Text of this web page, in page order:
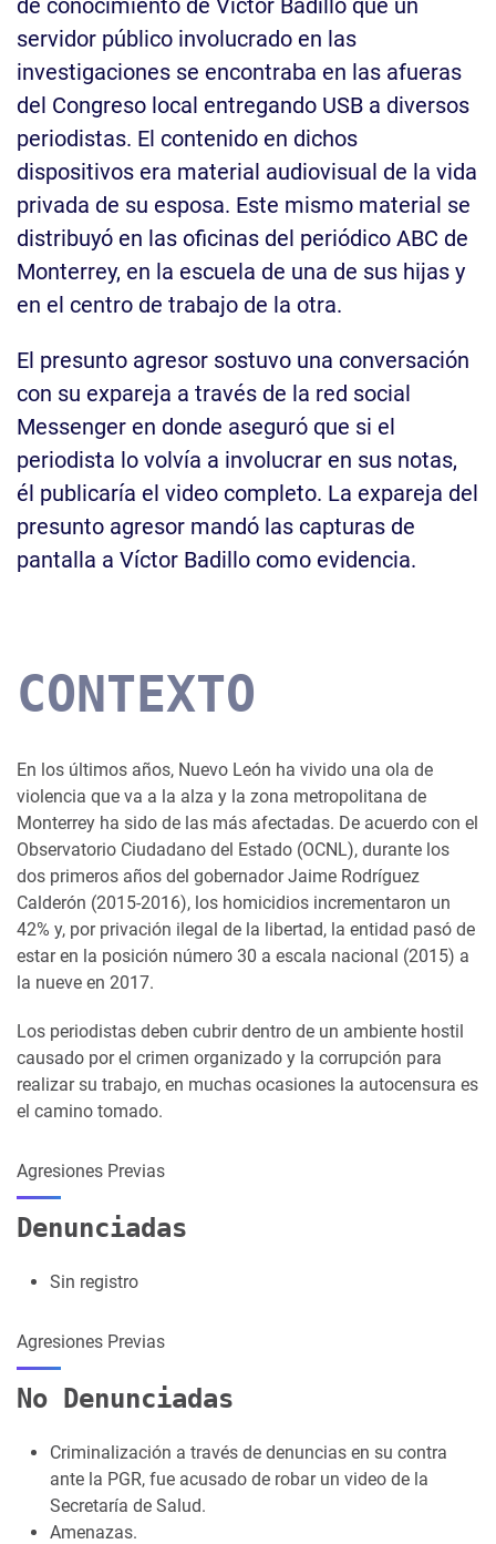
servidor público involucrado en las
investigaciones se encontraba en las afueras
del Congreso local entregando USB a diversos
periodistas. El contenido en dichos
dispositivos era material audiovisual de la vida
privada de su esposa. Este mismo material se
distribuyó en las oficinas del periódico ABC de
Monterrey, en la escuela de una de sus hijas y
en el centro de trabajo de la otra.
El presunto agresor sostuvo una conversación
con su expareja a través de la red social
Messenger en donde aseguró que si el
periodista lo volvía a involucrar en sus notas,
él publicaría el video completo. La expareja del
presunto agresor mandó las capturas de
pantalla a Víctor Badillo como evidencia.
CONTEXTO
En los últimos años, Nuevo León ha vivido una ola de
violencia que va a la alza y la zona metropolitana de
Monterrey ha sido de las más afectadas. De acuerdo con el
Observatorio Ciudadano del Estado (OCNL), durante los
dos primeros años del gobernador Jaime Rodríguez
Calderón (2015-2016), los homicidios incrementaron un
42% y, por privación ilegal de la libertad, la entidad pasó de
estar en la posición número 30 a escala nacional (2015) a
la nueve en 2017.
Los periodistas deben cubrir dentro de un ambiente hostil
causado por el crimen organizado y la corrupción para
realizar su trabajo, en muchas ocasiones la autocensura es
el camino tomado.
Agresiones Previas
Denunciadas
Sin registro
Agresiones Previas
No Denunciadas
Criminalización a través de denuncias en su contra
ante la PGR, fue acusado de robar un video de la
Secretaría de Salud.
Amenazas.